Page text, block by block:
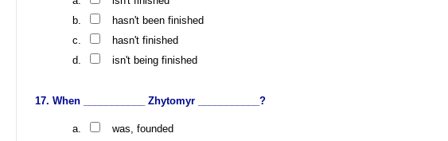
hasn't been finished
hasn't finished
isn't being finished
When ___________ Zhytomyr ___________?
was, founded